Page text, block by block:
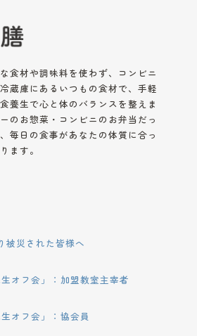
食材や調味料を使わず、コンビニ
蔵庫にあるいつもの食材で、手軽
養生で心と体のバランスを整えま
のお惣菜・コンビニのお弁当だっ
毎日の食事があなたの体質に合っ
ます。
被災された皆様へ
オフ会」：加盟教室主宰者
オフ会」：協会員